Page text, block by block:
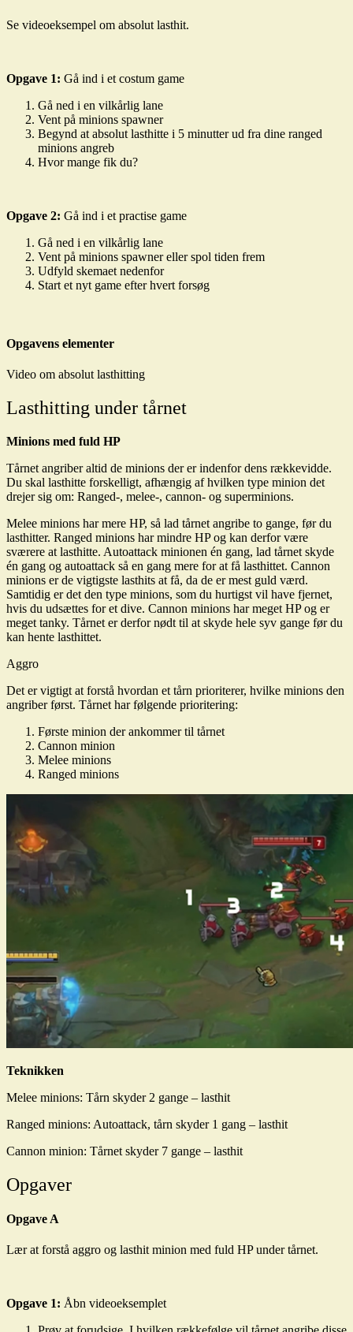
Se videoeksempel om absolut lasthit.
Opgave 1: Gå ind i et costum game
Gå ned i en vilkårlig lane
Vent på minions spawner
Begynd at absolut lasthitte i 5 minutter ud fra dine ranged
minions angreb
Hvor mange fik du?
Opgave 2: Gå ind i et practise game
Gå ned i en vilkårlig lane
Vent på minions spawner eller spol tiden frem
Udfyld skemaet nedenfor
Start et nyt game efter hvert forsøg
Opgavens elementer
Video om absolut lasthitting
Lasthitting under tårnet
Minions med fuld HP
Tårnet angriber altid de minions der er indenfor dens rækkevidde.
Du skal lasthitte forskelligt, afhængig af hvilken type minion det
drejer sig om: Ranged-, melee-, cannon- og superminions.
Melee minions har mere HP, så lad tårnet angribe to gange, før du
lasthitter. Ranged minions har mindre HP og kan derfor være
sværere at lasthitte. Autoattack minionen én gang, lad tårnet skyde
én gang og autoattack så en gang mere for at få lasthittet. Cannon
minions er de vigtigste lasthits at få, da de er mest guld værd.
Samtidig er det den type minions, som du hurtigst vil have fjernet,
hvis du udsættes for et dive. Cannon minions har meget HP og er
meget tanky. Tårnet er derfor nødt til at skyde hele syv gange før du
kan hente lasthittet.
Aggro
Det er vigtigt at forstå hvordan et tårn prioriterer, hvilke minions den
angriber først. Tårnet har følgende prioritering:
Første minion der ankommer til tårnet
Cannon minion
Melee minions
Ranged minions
Teknikken
Melee minions: Tårn skyder 2 gange – lasthit
Ranged minions: Autoattack, tårn skyder 1 gang – lasthit
Cannon minion: Tårnet skyder 7 gange – lasthit
Opgaver
Opgave A
Lær at forstå aggro og lasthit minion med fuld HP under tårnet.
Opgave 1: Åbn videoeksemplet